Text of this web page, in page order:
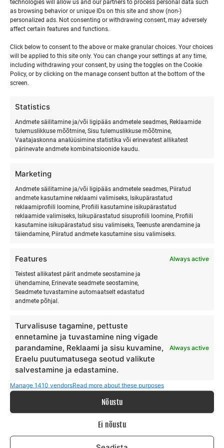
technologies will allow us and our partners to process personal data such
as browsing behavior or unique IDs on this site and show (non-)
personalized ads. Not consenting or withdrawing consent, may adversely
affect certain features and functions.
Click below to consent to the above or make granular choices. Your choices
will be applied to this site only. You can change your settings at any time,
including withdrawing your consent, by using the toggles on the Cookie
Policy, or by clicking on the manage consent button at the bottom of the
screen.
Statistics
Andmete säilitamine ja/või ligipääs andmetele seadmes, Reklaamide
tulemuslikkuse mõõtmine, Sisu tulemuslikkuse mõõtmine,
Vaatajaskonna analüüsimine statistika või erinevatest allikatest
pärinevate andmete kombinatsioonide kaudu.
Marketing
Andmete säilitamine ja/või ligipääs andmetele seadmes, Piiratud
andmete kasutamine reklaami valimiseks, Isikupärastatud
reklaamiprofiili loomine, Profiili kasutamine isikupärastatud
reklaamide valimiseks, Isikupärastatud sisuprofiili loomine, Profiili
kasutamine isikupärastatud sisu valimiseks, Teenuste arendamine ja
täiendamine, Piiratud andmete kasutamine sisu valimiseks.
Features Always active
Teistest allikatest pärit andmete seostamine ja
ühendamine, Erinevate seadmete seostamine,
Seadmete tuvastamine automaatselt edastatud
andmete põhjal.
Turvalisuse tagamine, pettuste
ennetamine ja tuvastamine ning vigade
parandamine, Reklaami ja sisu kuvamine,
Eraelu puutumatusega seotud valikute
salvestamine ja edastamine.
Always active
Manage 1410 vendorsRead more about these purposes
Nõustu
Ei nõustu
events,events,events,events,events,events,
0
events,
22
0
events,
23
0
events,
24
0
events,
25
events,events,
0
events,
29
0
events,
30
0
events,
1
0
events,
2
0
events,
3
0
events,
4
0
5
märts
SURFMASTER
+372 566 86 766
info@surfmaster.ee
MEIST
Meie lugu
Teenus
Galerii
Toetajad